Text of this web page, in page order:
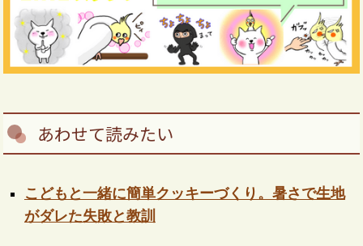
あわせて読みたい
こどもと一緒に簡単クッキーづくり。暑さで生地
がダレた失敗と教訓